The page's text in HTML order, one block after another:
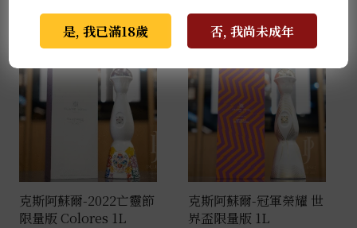
推薦商品
克斯阿蘇爾-2022亡靈節
限量版 Colores 1L
克斯阿蘇爾-冠軍榮耀 世
界盃限量版 1L
是, 我已滿18歲 否, 我尚未成年